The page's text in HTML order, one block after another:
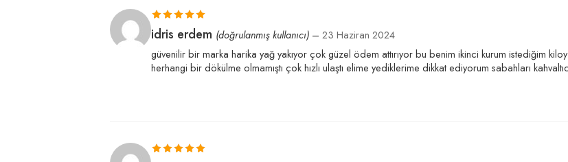
5 üzerinden
oy aldı
idris erdem (doğrulanmış kullanıcı) – 23 Haziran 2024
güvenilir bir marka harika yağ yakıyor çok güzel ödem attırıyor bu benim ikinci kurum istediğim
herhangi bir dökülme olmamıştı çok hızlı ulaştı elime yediklerime dikkat ediyorum sabahları